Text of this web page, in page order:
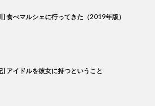
] 食べマルシェに行ってきた（2019年版）
] アイドルを彼女に持つということ